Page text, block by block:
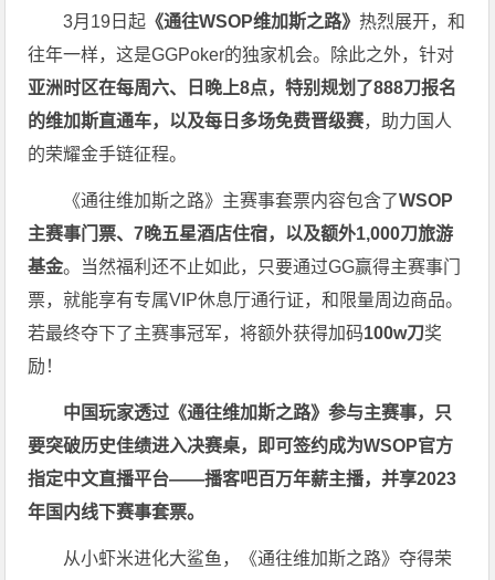
3月19日起 《通往WSOP维加斯之路》 热烈展开，和
往年一样，这是GGPoker的独家机会。除此之外，针对
亚洲时区在每周六、日晚上8点，特别规划了888刀报名
的维加斯直通车，以及每日多场免费晋级赛，助力国人
的荣耀金手链征程。
《通往维加斯之路》主赛事套票内容包含了WSOP
主赛事门票、7晚五星酒店住宿，以及额外1,000刀旅游
基金。当然福利还不止如此，只要通过GG赢得主赛事门
票，就能享有专属VIP休息厅通行证，和限量周边商品。
若最终夺下了主赛事冠军，将额外获得加码100w刀奖
励！
中国玩家透过《通往维加斯之路》参与主赛事，只
要突破历史佳绩进入决赛桌，即可签约成为WSOP官方
指定中文直播平台——播客吧百万年薪主播，并享2023
年国内线下赛事套票。
从小虾米进化大鲨鱼，《通往维加斯之路》夺得荣